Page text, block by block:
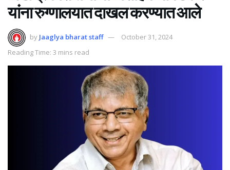
यांना रुग्णालयात दाखल करण्यात आले
by Jaaglya bharat staff
October 31, 2024
Reading Time: 3 mins read